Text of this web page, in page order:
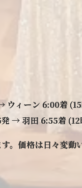
ィーン 6:00着
→ 羽田 6:55着
。価格は日々変動